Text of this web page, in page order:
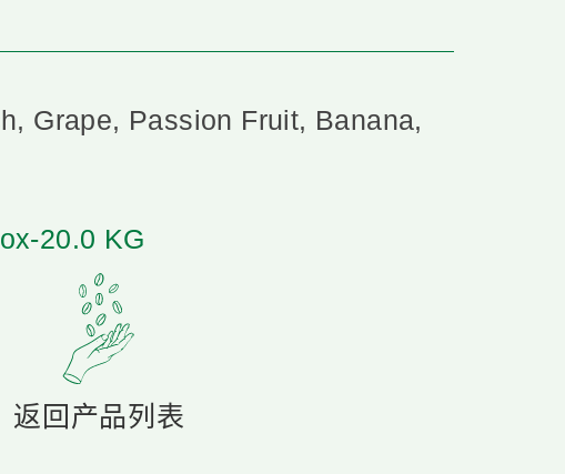
Grape, Passion Fruit, Banana,
20.0 KG
返回产品列表